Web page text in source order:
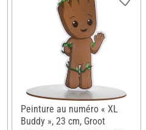
Peinture au numéro « XL
Buddy », 23 cm, Groot